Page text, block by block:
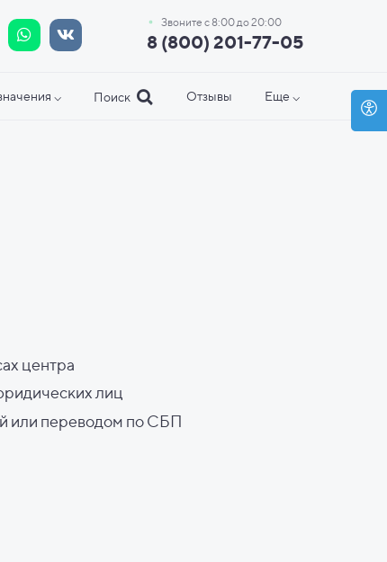
8 (800) 201-77-05
Звоните с 8:00 до 20:00
⌵ Поиск Отзывы Еще ⌵
центра
лиц
или переводом по СБП